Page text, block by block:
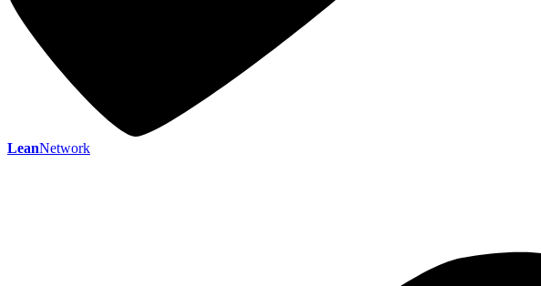
LeanNetwork